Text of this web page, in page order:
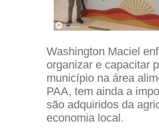
Washington Maciel
organizar e capacitar
município na área
PAA, tem ainda a
são adquiridos da
economia local.